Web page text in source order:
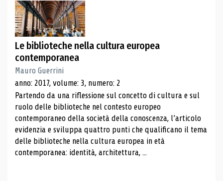
Le biblioteche nella cultura europea
contemporanea
Mauro Guerrini
anno: 2017, volume: 3, numero: 2
Partendo da una riflessione sul concetto di cultura e sul
ruolo delle biblioteche nel contesto europeo
contemporaneo della società della conoscenza, l’articolo
evidenzia e sviluppa quattro punti che qualificano il tema
delle biblioteche nella cultura europea in età
contemporanea: identità, architettura, ...